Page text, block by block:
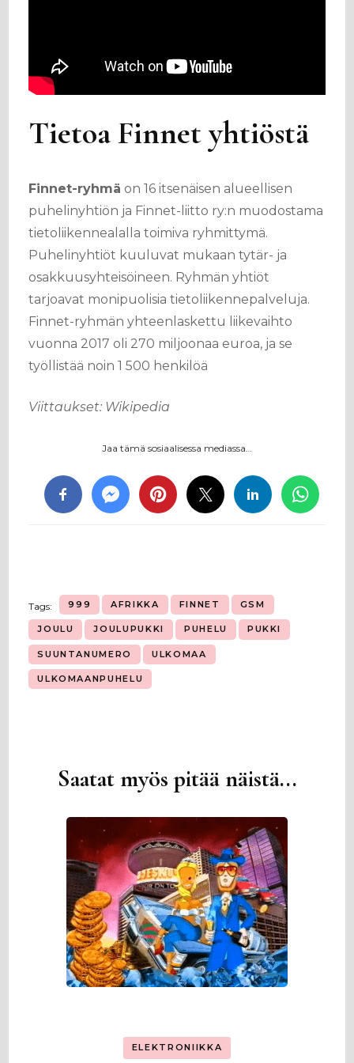
Tietoa Finnet yhtiöstä
Finnet-ryhmä on 16 itsenäisen alueellisen
puhelinyhtiön ja Finnet-liitto ry:n muodostama
tietoliikennealalla toimiva ryhmittymä.
Puhelinyhtiöt kuuluvat mukaan tytär- ja
osakkuusyhteisöineen. Ryhmän yhtiöt
tarjoavat monipuolisia tietoliikennepalveluja.
Finnet-ryhmän yhteenlaskettu liikevaihto
vuonna 2017 oli 270 miljoonaa euroa, ja se
työllistää noin 1 500 henkilöä
Viittaukset: Wikipedia
Jaa tämä sosiaalisessa mediassa…
Tags: 999 AFRIKKA FINNET GSM
JOULU JOULUPUKKI PUHELU PUKKI
SUUNTANUMERO ULKOMAA
ULKOMAANPUHELU
Artikkelien
Saatat myös pitää näistä...
ELEKTRONIIKKA